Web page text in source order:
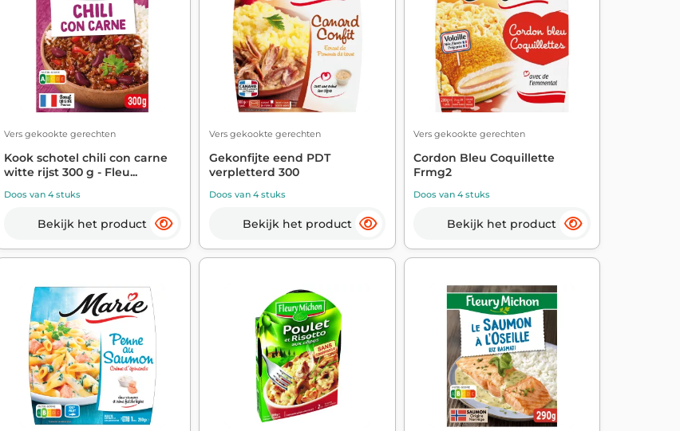
Vers gekookte gerechten
Kook schotel chili con carne
witte rijst 300 g - Fleu...
Doos van 4 stuks
Bekijk het product
Vers gekookte gerechten
Gekonfijte eend PDT
verpletterd 300
Doos van 4 stuks
Bekijk het product
Vers gekookte gerechten
Cordon Bleu Coquillette
Frmg2
Doos van 4 stuks
Bekijk het product